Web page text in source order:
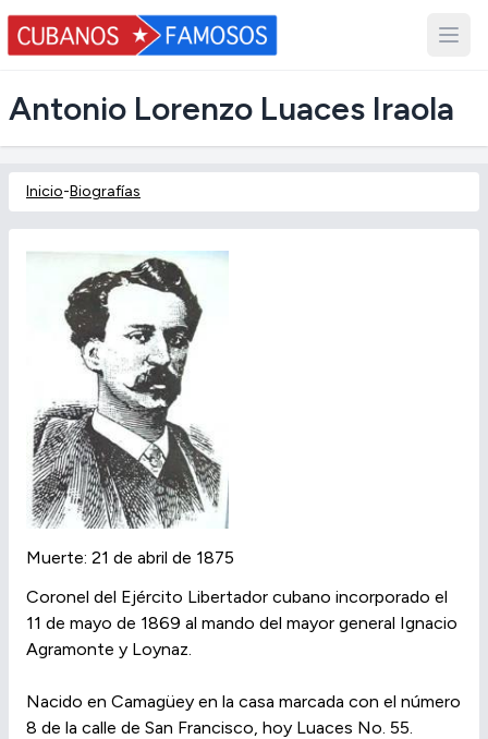
Antonio Lorenzo Luaces Iraola
Inicio-Biografías
Muerte: 21 de abril de 1875
Coronel del Ejército Libertador cubano incorporado el
11 de mayo de 1869 al mando del mayor general Ignacio
Agramonte y Loynaz.
Nacido en Camagüey en la casa marcada con el número
8 de la calle de San Francisco, hoy Luaces No. 55.